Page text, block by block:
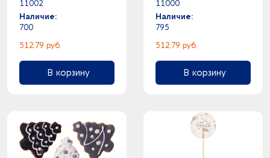
11002
Наличие:
700
512.79 руб.
В корзину
11000
Наличие:
795
512.79 руб.
В корзину